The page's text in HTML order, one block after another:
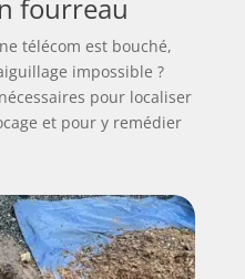
fourreau
télécom est bouché,
impossible ?
pour localiser
et pour y remédier